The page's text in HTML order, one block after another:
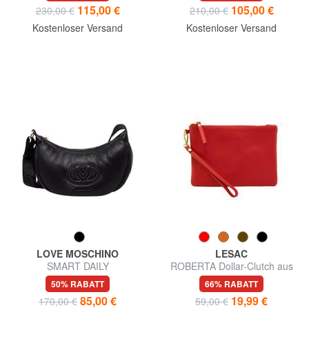
230,00 € 115,00 €
Kostenloser Versand
210,00 € 105,00 €
Kostenloser Versand
LOVE MOSCHINO
SMART DAILY
Umhängetasche
50% RABATT
170,00 € 85,00 €
LESAC
ROBERTA Dollar-Clutch aus
Leder
66% RABATT
59,00 € 19,99 €